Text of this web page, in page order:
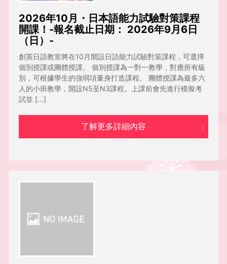
2026年10月・日本語能力試驗對策課程
開課！-報名截止日期： 2026年9月6日
（日）-
創英日語教室將在10月開設日語能力試驗對策課程，可選擇
個別授課或團體授課。 個別授課為一對一教學，對應所有級
別，可根據學生的強弱項量身打造課程。 團體授課為最多六
人的小班教學，開設N5至N3課程。上課前會先進行模擬考
試並 […]
了解更多詳細內容